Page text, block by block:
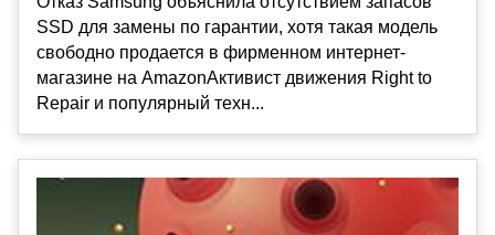
SSD для замены по гарантии, хотя такая модель
свободно продается в фирменном интернет-
магазине на AmazonАктивист движения Right to
Repair и популярный техн...